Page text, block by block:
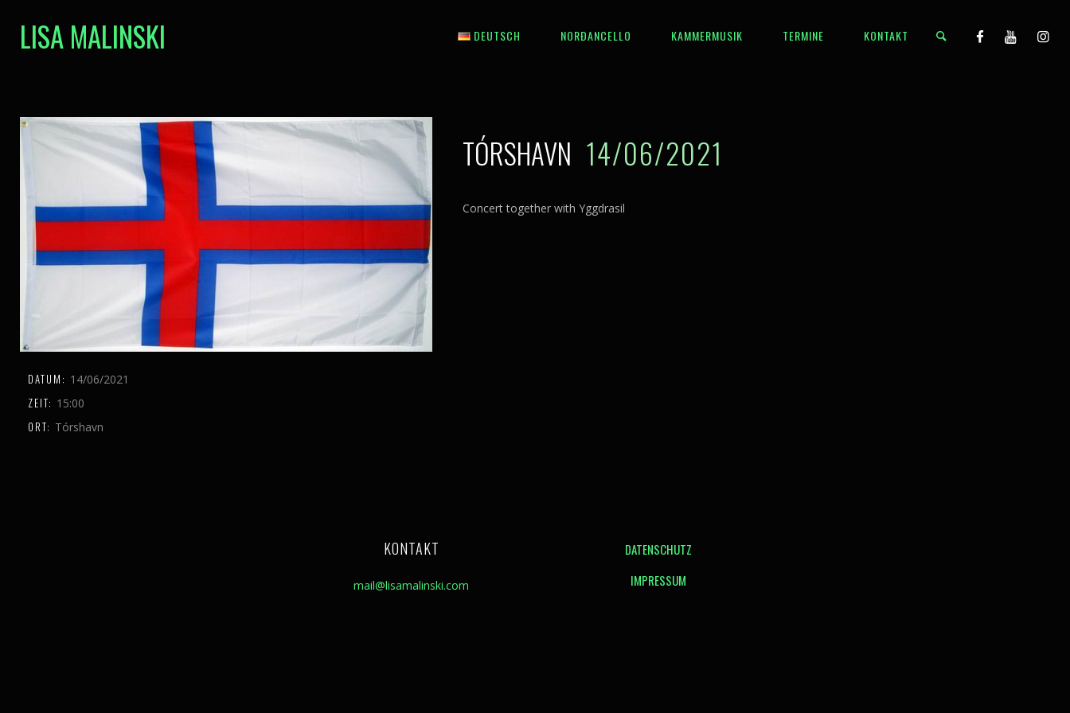
LISA MALINSKI DEUTSCH NORÐANCELLO KAMMERMUSIK TERMINE KONTAKT
DATUM: 14/06/2021
ZEIT: 15:00
ORT: Tórshavn
TÓRSHAVN 14/06/2021
Concert together with Yggdrasil
KONTAKT
mail@lisamalinski.com
DATENSCHUTZ
IMPRESSUM